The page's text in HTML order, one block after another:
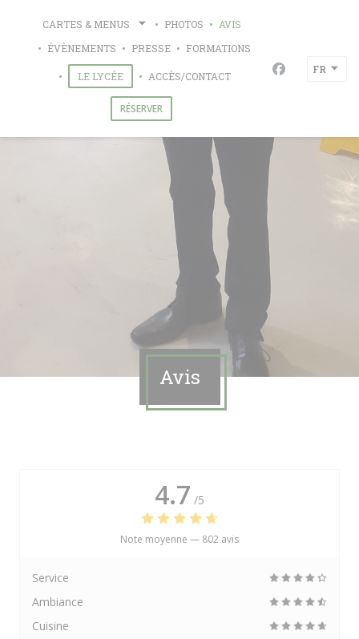
CARTES & MENUS PHOTOS
AVIS
ÉVÈNEMENTS
PRESSE FORMATIONS
LE LYCÉE((OUVRE UNE NOUVELLE FENÊTRE))
ACCÈS/CONTACT
RÉSERVER
Facebook
FR
Avis
4.7 /5
Note moyenne — 802 avis
Service
Ambiance
Cuisine